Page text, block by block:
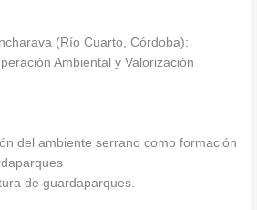
(Río Cuarto, Córdoba):
Ambiental y Valorización
del ambiente serrano como formación
de guardaparques.